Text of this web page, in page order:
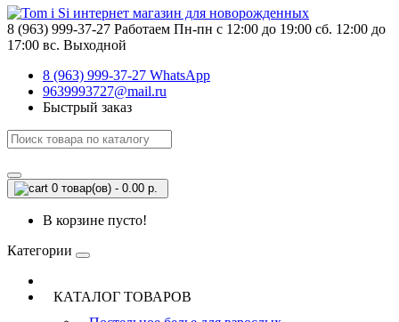
8 (963) 999-37-27 Работаем Пн-пн с 12:00 до 19:00 сб. 12:00 до
17:00 вс. Выходной
8 (963) 999-37-27 WhatsApp
9639993727@mail.ru
Быстрый заказ
0 товар(ов) - 0.00 р.
В корзине пусто!
Категории
КАТАЛОГ ТОВАРОВ